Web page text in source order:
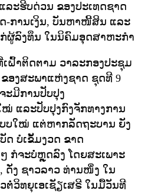
ລະຮີບດ່ວນ ຂອງປະເທດຊາດ
-ການເງິນ, ບັນຫາໜີ້ສິນ ແລະ
ຜູ້ລົງທຶນ ໃນນິຄົມອຸດສາຫະກຳ
ຝົ້າຕິດຕາມ ວາລະກອງປະຊຸມ
ອງສະພາແຫ່ງຊາດ ຊຸດທີ 9
ະມີການປັບປຸງ
ແລະປັບປຸງກົງຈັກທາງການ
ບໃໝ່ ແຕ່ຫາກລັດຖະບານ ຍັງ
ດ ບໍ່ເຂັ້ມງວດ ຂາດ
ກໍຈະບໍ່ຫຼຸດລົງ ໂດຍສະເພາະ
, ດັ່ງ ຊາວລາວ ທ່ານໜຶ່ງ ໃນ
ຕໍ່ວິທຍຸເອເຊັຽເສຣີ ໃນມື້ວັນທີ